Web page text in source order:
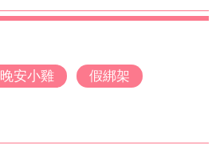
晚安小雞 假綁架